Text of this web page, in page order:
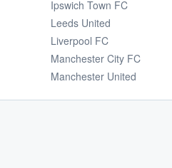
Ipswich Town FC
Leeds United
Liverpool FC
Manchester City FC
Manchester United